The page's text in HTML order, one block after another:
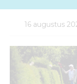
16 augustus